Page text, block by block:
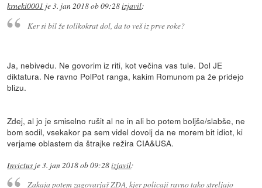
krneki0001 je3. jan 2018 ob 09:28izjavil:
Ker si bil že tolikokrat dol, da to veš iz prve roke?
Ja, nebivedu. Ne govorim iz riti, kot večina vas tule. Dol JE
diktatura. Ne ravno PolPot ranga, kakim Romunom pa že pridejo
blizu.
Zdej, al jo je smiselno rušit al ne in ali bo potem boljše/slabše, ne
bom sodil, vsekakor pa sem videl dovolj da ne morem bit idiot, ki
verjame oblastem da štrajke režira CIA&USA.
Invictus je3. jan 2018 ob 09:28izjavil:
Zakaja potem zagovarjaš ZDA, kjer policaji ravno tako streljajo